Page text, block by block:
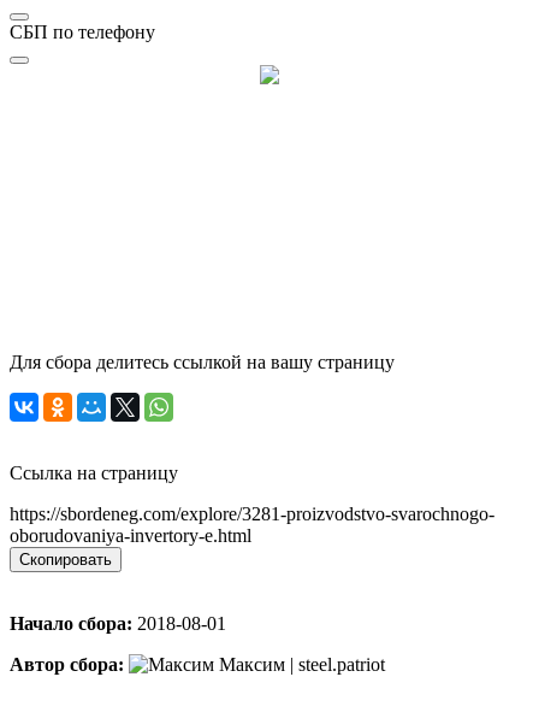
СБП по телефону
Для сбора делитесь ссылкой на вашу страницу
Ссылка на страницу
https://sbordeneg.com/explore/3281-proizvodstvo-svarochnogo-
oborudovaniya-invertory-e.html
Скопировать
Начало сбора: 2018-08-01
Автор сбора:
Максим | steel.patriot